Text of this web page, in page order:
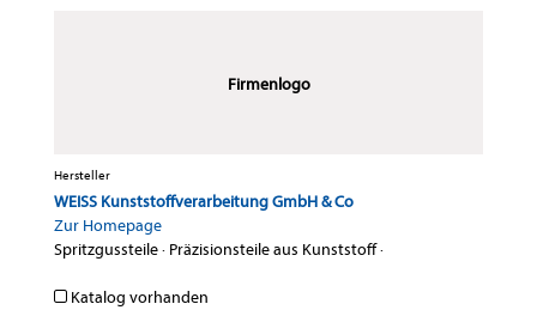
Firmenlogo
Hersteller
WEISS Kunststoffverarbeitung GmbH & Co
Zur Homepage
Spritzgussteile· Präzisionsteile aus Kunststoff·
Katalog vorhanden